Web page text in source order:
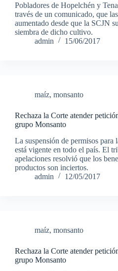
Pobladores de Hopelchén y
través de un comunicado, que
aumentado desde que la SCJN
siembra de dicho cultivo.
admin
15/06/2017
maíz, monsanto
Rechaza la Corte atender
grupo Monsanto
La suspensión de permisos para
está vigente en todo el país. El
apelaciones resolvió que los
productos son inciertos.
admin
12/05/2017
maíz, monsanto
Rechaza la Corte atender
grupo Monsanto